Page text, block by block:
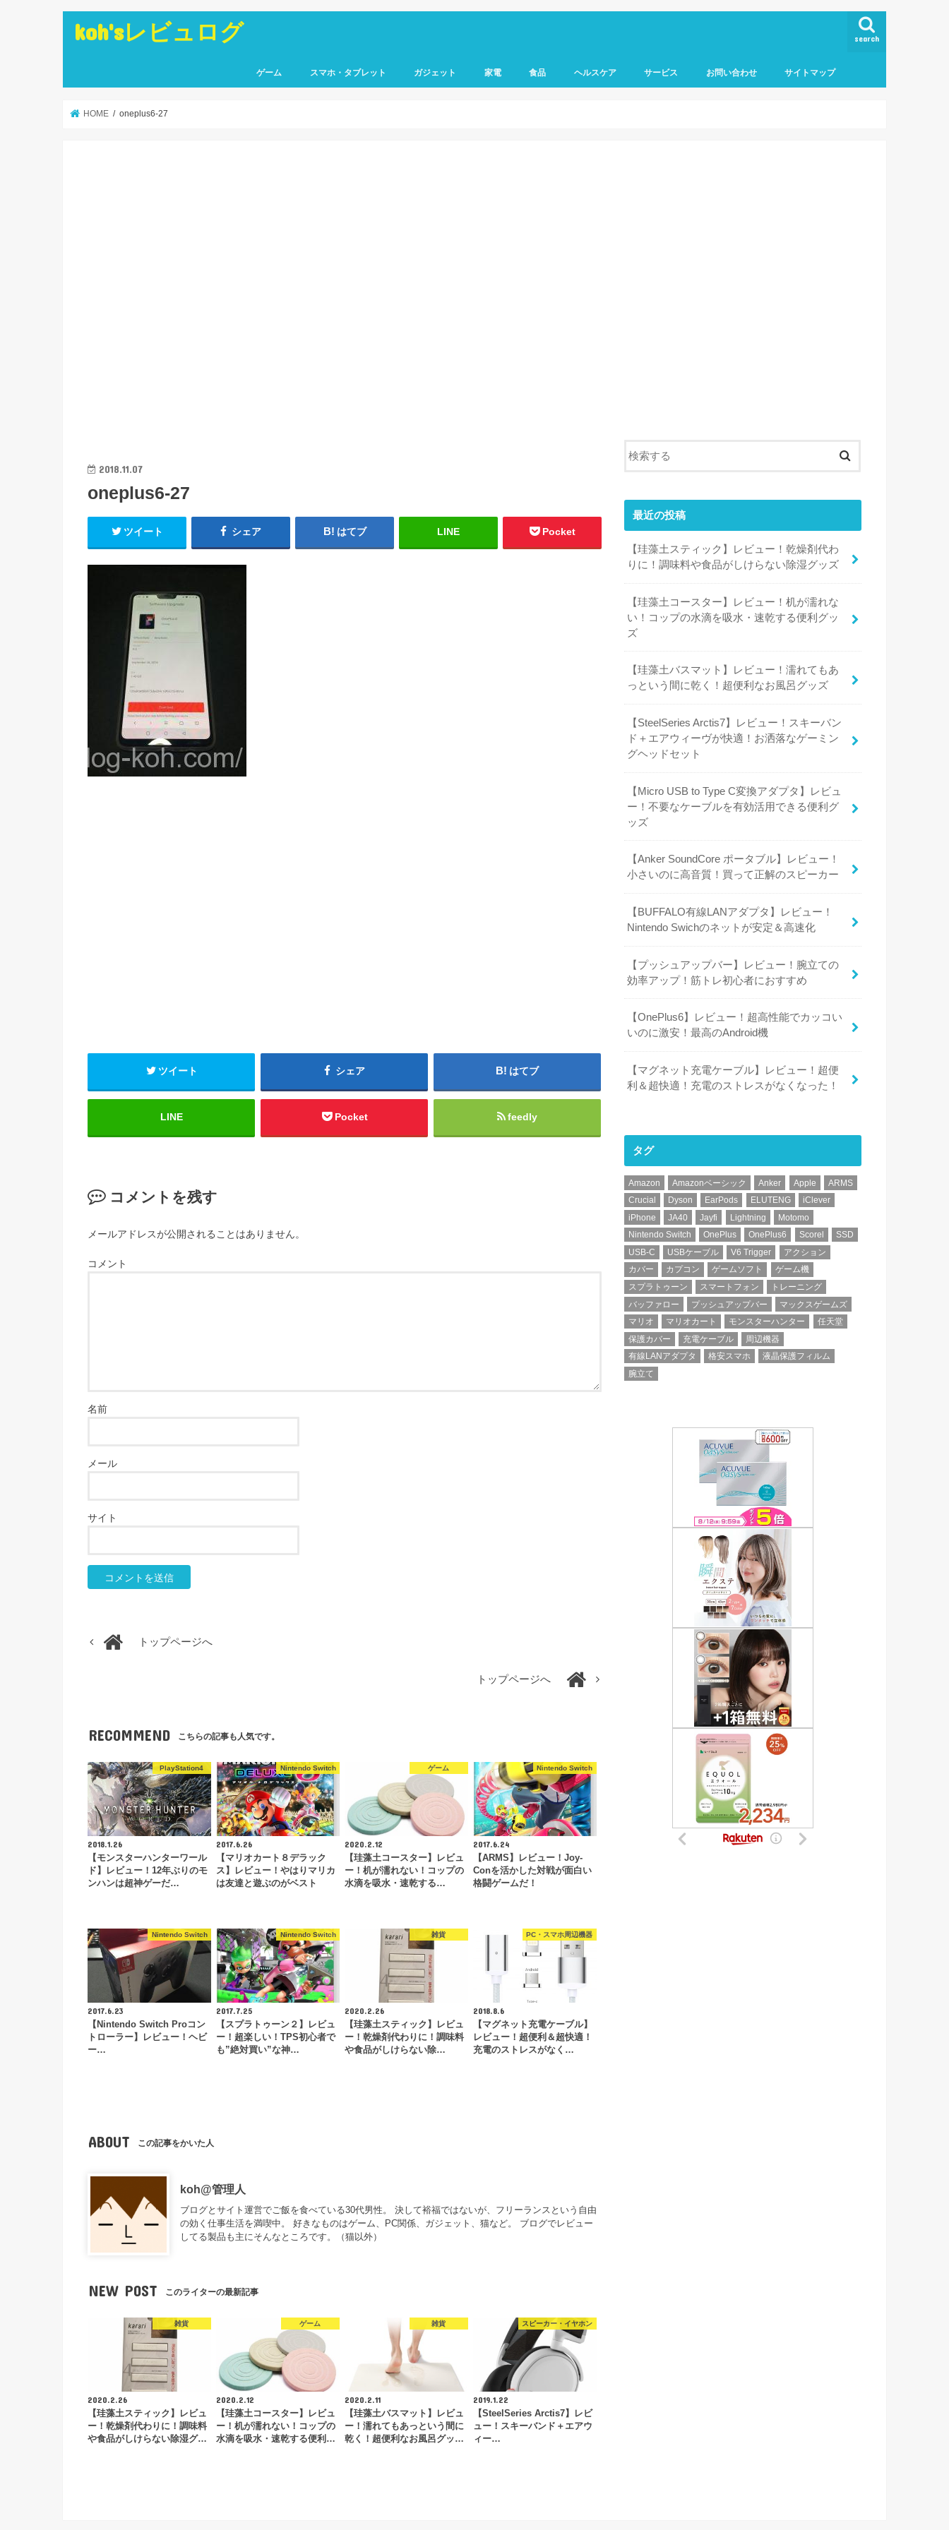
koh'sレビュログ search
ゲーム スマホ・タブレット ガジェット 家電 食品 ヘルスケア サービス お問い合わせ サイトマップ
HOME oneplus6-27
2018.11.07
oneplus6-27
ツイート シェア はてブ LINE Pocket
ツイート シェア はてブ
LINE Pocket feedly
コメントを残す
メールアドレスが公開されることはありません。
コメント
名前
メール
サイト
トップページへ
トップページへ
RECOMMEND こちらの記事も人気です。
PlayStation4
2018.1.26
【モンスターハンターワール
ド】レビュー！12年ぶりのモ
ンハンは超神ゲーだ…
Nintendo Switch
2017.6.26
【マリオカート８デラック
ス】レビュー！やはりマリカ
は友達と遊ぶのがベスト
ゲーム
2020.2.12
【珪藻土コースター】レビュ
ー！机が濡れない！コップの
水滴を吸水・速乾する…
Nintendo Switch
2017.6.24
【ARMS】レビュー！Joy-
Conを活かした対戦が面白い
格闘ゲームだ！
Nintendo Switch
2017.6.23
【Nintendo Switch Proコン
トローラー】レビュー！ヘビ
ー…
Nintendo Switch
2017.7.25
【スプラトゥーン２】レビュ
ー！超楽しい！TPS初心者で
も”絶対買い”な神…
雑貨
2020.2.26
【珪藻土スティック】レビュ
ー！乾燥剤代わりに！調味料
や食品がしけらない除…
PC・スマホ周辺機器
2018.8.6
【マグネット充電ケーブル】
レビュー！超便利＆超快適！
充電のストレスがなく…
ABOUT この記事をかいた人
koh@管理人
ブログとサイト運営でご飯を食べている30代男性。 決して裕福ではないが、フリーランスという自由
の効く仕事生活を満喫中。 好きなものはゲーム、PC関係、ガジェット、猫など。 ブログでレビュー
してる製品も主にそんなところです。（猫以外）
NEW POST このライターの最新記事
雑貨
2020.2.26
【珪藻土スティック】レビュ
ー！乾燥剤代わりに！調味料
や食品がしけらない除湿グ…
ゲーム
2020.2.12
【珪藻土コースター】レビュ
ー！机が濡れない！コップの
水滴を吸水・速乾する便利…
雑貨
2020.2.11
【珪藻土バスマット】レビュ
ー！濡れてもあっという間に
乾く！超便利なお風呂グッ…
スピーカー・イヤホン
2019.1.22
【SteelSeries Arctis7】レビ
ュー！スキーバンド＋エアウ
ィー…
最近の投稿
【珪藻土スティック】レビュー！乾燥剤代わ
りに！調味料や食品がしけらない除湿グッズ
【珪藻土コースター】レビュー！机が濡れな
い！コップの水滴を吸水・速乾する便利グッ
ズ
【珪藻土バスマット】レビュー！濡れてもあ
っという間に乾く！超便利なお風呂グッズ
【SteelSeries Arctis7】レビュー！スキーバン
ド＋エアウィーヴが快適！お洒落なゲーミン
グヘッドセット
【Micro USB to Type C変換アダプタ】レビュ
ー！不要なケーブルを有効活用できる便利グ
ッズ
【Anker SoundCore ポータブル】レビュー！
小さいのに高音質！買って正解のスピーカー
【BUFFALO有線LANアダプタ】レビュー！
Nintendo Swichのネットが安定＆高速化
【プッシュアップバー】レビュー！腕立ての
効率アップ！筋トレ初心者におすすめ
【OnePlus6】レビュー！超高性能でカッコい
いのに激安！最高のAndroid機
【マグネット充電ケーブル】レビュー！超便
利＆超快適！充電のストレスがなくなった！
タグ
Amazon Amazonベーシック Anker Apple
ARMS
Crucial
Dyson EarPods ELUTENG
iClever
iPhone
JA40 Jayfi Lightning
Motomo
Nintendo Switch
OnePlus OnePlus6 Scorel
SSD
USB-C
USBケーブル V6 Trigger
アクション
カバー
カプコン ゲームソフト
ゲーム機
スプラトゥーン
スマートフォン
トレーニング
バッファロー
プッシュアップバー
マックスゲームズ
マリオ
マリオカート モンスターハンター
任天堂
保護カバー
充電ケーブル
周辺機器
有線LANアダプタ
格安スマホ
液晶保護フィルム
腕立て